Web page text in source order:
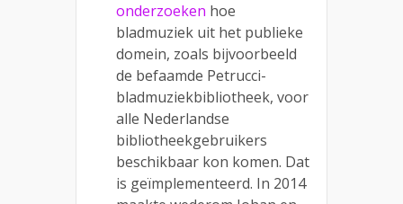
onderzoeken hoe
bladmuziek uit het publieke
domein, zoals bijvoorbeeld
de befaamde Petrucci-
bladmuziekbibliotheek, voor
alle Nederlandse
bibliotheekgebruikers
beschikbaar kon komen. Dat
is geïmplementeerd. In 2014